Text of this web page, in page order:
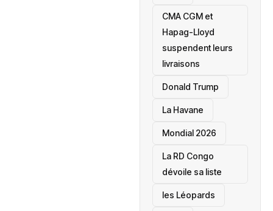
CMA CGM et
Hapag-Lloyd
suspendent leurs
livraisons
Donald Trump
La Havane
Mondial 2026
La RD Congo
dévoile sa liste
les Léopards